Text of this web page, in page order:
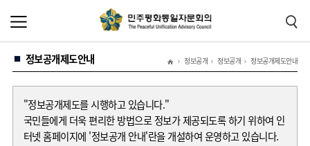
정보공개제도안내 정보공개 정보공개 정보공개제도안내
"정보공개제도를 시행하고 있습니다."
국민들에게 더욱 편리한 방법으로 정보가 제공되도록 하기 위하여 인
터넷 홈페이지에 '정보공개 안내'란을 개설하여 운영하고 있습니다.